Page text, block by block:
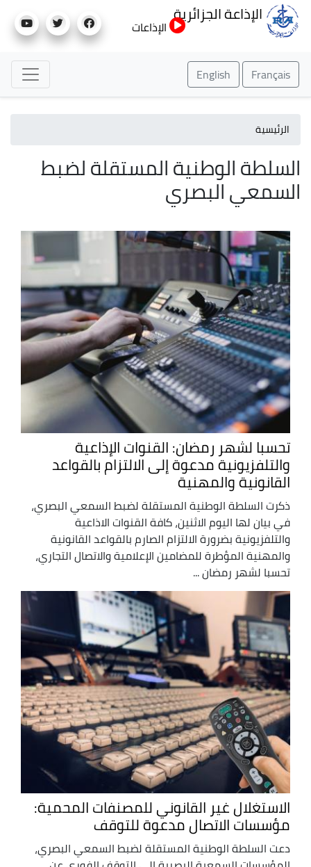
إلى
الإذاعة الجزائرية
الإذاعات
Français
English
الرئيسية
السلطة الوطنية المستقلة لضبط
السمعي البصري
تحسبا لشهر رمضان: القنوات الإذاعية
والتلفزيونية مدعوة إلى الالتزام بالقواعد
القانونية والمهنية
ذكرت السلطة الوطنية المستقلة لضبط السمعي البصري،
في بيان لها اليوم الاثنين، كافة القنوات الاذاعية
والتلفزيونية بضرورة الالتزام الصارم بالقواعد القانونية
والمهنية المؤطرة للمضامين الإعلامية والاتصال التجاري،
تحسبا لشهر رمضان ...
الاستغلال غير القانوني للمصنفات المحمية:
مؤسسات الاتصال مدعوة للتوقف
دعت السلطة الوطنية المستقلة لضبط السمعي البصري،